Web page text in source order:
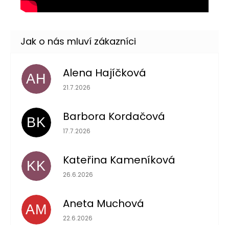
AH Alena Hajíčková
Hodnocení obchodu je 5 z 5 hvězdiček.
21.7.2026
BK Barbora Kordačová
Hodnocení obchodu je 5 z 5 hvězdiček.
17.7.2026
KK Kateřina Kameníková
Hodnocení obchodu je 5 z 5 hvězdiček.
26.6.2026
AM Aneta Muchová
Hodnocení obchodu je 5 z 5 hvězdiček.
22.6.2026